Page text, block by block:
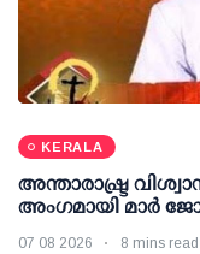
KERALA
അന്താരാഷ്ട്ര
അംഗമായി മാര്‍
07 08 2026 8 mins read